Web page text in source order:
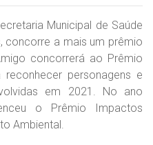
Municipal de Saúde
concorre a mais um prêmio
concorrerá ao Prêmio
personagens e
em 2021. No ano
o Prêmio Impactos
Ambiental.